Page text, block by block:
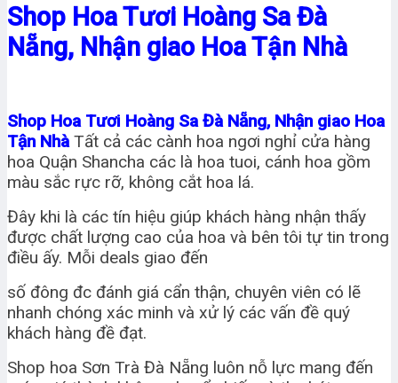
Shop Hoa Tươi Hoàng Sa Đà
Nẵng, Nhận giao Hoa Tận Nhà
Shop Hoa Tươi Hoàng Sa Đà Nẵng, Nhận giao Hoa
Tận Nhà Tất cả các cành hoa ngơi nghỉ cửa hàng
hoa Quận Shancha các là hoa tuoi, cánh hoa gồm
màu sắc rực rỡ, không cắt hoa lá.
Đây khi là các tín hiệu giúp khách hàng nhận thấy
được chất lượng cao của hoa và bên tôi tự tin trong
điều ấy. Mỗi deals giao đến
số đông đc đánh giá cẩn thận, chuyên viên có lẽ
nhanh chóng xác minh và xử lý các vấn đề quý
khách hàng đề đạt.
Shop hoa Sơn Trà Đà Nẵng luôn nỗ lực mang đến